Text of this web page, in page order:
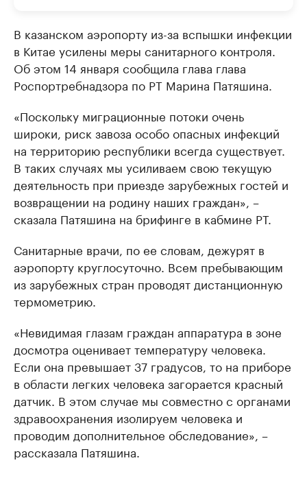
В казанском аэропорту из-за вспышки инфекции
в Китае усилены меры санитарного контроля.
Об этом 14 января сообщила глава глава
Роспортребнадзора по РТ Марина Патяшина.
«Поскольку миграционные потоки очень
широки, риск завоза особо опасных инфекций
на территорию республики всегда существует.
В таких случаях мы усиливаем свою текущую
деятельность при приезде зарубежных гостей и
возвращении на родину наших граждан», –
сказала Патяшина на брифинге в кабмине РТ.
Санитарные врачи, по ее словам, дежурят в
аэропорту круглосуточно. Всем пребывающим
из зарубежных стран проводят дистанционную
термометрию.
«Невидимая глазам граждан аппаратура в зоне
досмотра оценивает температуру человека.
Если она превышает 37 градусов, то на приборе
в области легких человека загорается красный
датчик. В этом случае мы совместно с органами
здравоохранения изолируем человека и
проводим дополнительное обследование», –
рассказала Патяшина.